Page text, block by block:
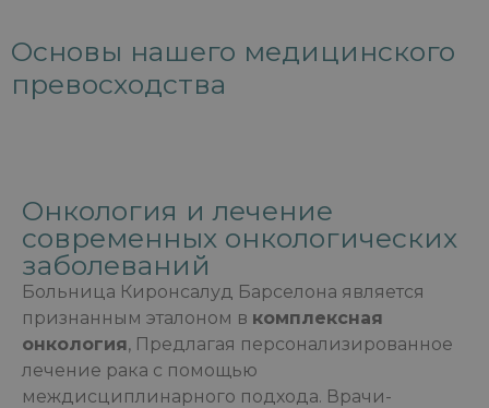
Основы нашего медицинского
превосходства
Онкология и лечение
современных онкологических
заболеваний
Больница Киронсалуд Барселона является
признанным эталоном в комплексная
онкология, Предлагая персонализированное
лечение рака с помощью
междисциплинарного подхода. Врачи-